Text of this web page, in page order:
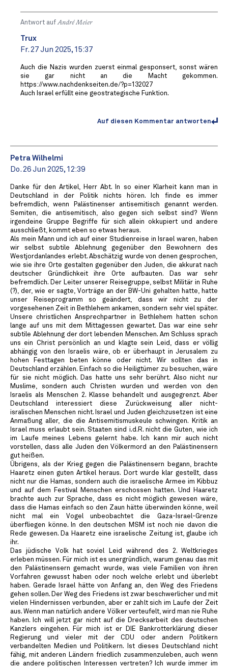
Antwort aufAndré Meier
Trux
Fr. 27 Jun 2025, 15:37
Auch die Nazis wurden zuerst einmal gesponsert, sonst wären
sie gar nicht an die Macht gekommen.
https://www.nachdenkseiten.de/?p=132027
Auch Israel erfüllt eine geostrategische Funktion.
Auf diesen Kommentar antworten
Petra Wilhelmi
Do. 26 Jun 2025, 12:39
Danke für den Artikel, Herr Abt. In so einer Klarheit kann man in
Deutschland in der Politik nichts hören. Ich finde es immer
befremdlich, wenn Palästinenser antisemitisch genannt werden.
Semiten, die antisemitisch, also gegen sich selbst sind? Wenn
irgendeine Gruppe Begriffe für sich allein okkupiert und andere
ausschließt, kommt eben so etwas heraus.
Als mein Mann und ich auf einer Studienreise in Israel waren, haben
wir selbst subtile Ablehnung gegenüber den Bewohnern des
Westjordanlandes erlebt. Abschätzig wurde von denen gesprochen,
wie sie ihre Orte gestalten gegenüber den Juden, die akkurat nach
deutscher Gründlichkeit ihre Orte aufbauten. Das war sehr
befremdlich. Der Leiter unserer Reisegruppe, selbst Militär in Ruhe
(?), der, wie er sagte, Vorträge an der BW-Uni gehalten hatte, hatte
unser Reiseprogramm so geändert, dass wir nicht zu der
vorgesehenen Zeit in Bethlehem ankamen, sondern sehr viel später.
Unsere christlichen Ansprechpartner in Bethlehem hatten schon
lange auf uns mit dem Mittagessen gewartet. Das war eine sehr
subtile Ablehnung der dort lebenden Menschen. Am Schluss sprach
uns ein Christ persönlich an und klagte sein Leid, dass er völlig
abhängig von den Israelis wäre, ob er überhaupt in Jerusalem zu
hohen Festtagen beten könne oder nicht. Wir sollten das in
Deutschland erzählen. Einfach so die Heiligtümer zu besuchen, wäre
für sie nicht möglich. Das hatte uns sehr berührt. Also nicht nur
Muslime, sondern auch Christen wurden und werden von den
Israelis als Menschen 2. Klasse behandelt und ausgegrenzt. Aber
Deutschland interessiert diese Zurückweisung aller nicht-
isralischen Menschen nicht. Israel und Juden gleichzusetzen ist eine
Anmaßung aller, die die Antisemitismuskeule schwingen. Kritik an
Israel muss erlaubt sein. Staaten sind i.d.R. nicht die Guten, wie ich
im Laufe meines Lebens gelernt habe. Ich kann mir auch nicht
vorstellen, dass alle Juden den Völkermord an den Palästinensern
gut heißen.
Übrigens, als der Krieg gegen die Palästinensern begann, brachte
Haaretz einen guten Artikel heraus. Dort wurde klar gestellt, dass
nicht nur die Hamas, sondern auch die israelische Armee im Kibbuz
und auf dem Festival Menschen erschossen hatten. Und Haaretz
brachte auch zur Sprache, dass es nicht möglich gewesen wäre,
dass die Hamas einfach so den Zaun hätte überwinden könne, weil
nicht mal ein Vogel unbeobachtet die Gaza-Israel-Grenze
überfliegen könne. In den deutschen MSM ist noch nie davon die
Rede gewesen. Da Haaretz eine israelische Zeitung ist, glaube ich
ihr.
Das jüdische Volk hat soviel Leid während des 2. Weltkrieges
erleben müssen. Für mich ist es unergründlich, warum genau das mit
den Palästinensern gemacht wurde, was viele Familien von ihren
Vorfahren gewusst haben oder noch welche erlebt und überlebt
haben. Gerade Israel hätte von Anfang an, den Weg des Friedens
gehen sollen. Der Weg des Friedens ist zwar beschwerlicher und mit
vielen Hindernissen verbunden, aber er zahlt sich im Laufe der Zeit
aus. Wenn man natürlich andere Völker verteufelt, wird man nie Ruhe
haben. Ich will jetzt gar nicht auf die Drecksarbeit des deutschen
Kanzlers eingehen. Für mich ist er DIE Bankrotterklärung dieser
Regierung und vieler mit der CDU oder andern Politikern
verbandelten Medien und Politikern. Ist dieses Deutschland nicht
fähig, mit anderen Ländern friedlich zusammenzuleben, auch wenn
die andere politischen Interessen vertreten? Ich wurde immer im